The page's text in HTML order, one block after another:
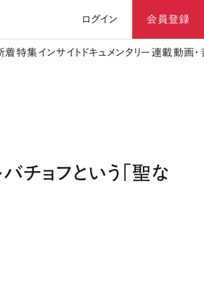
ログイン 会員登録
着特集 インサイト ドキュメンタリー 連載動画
チョフという「聖な